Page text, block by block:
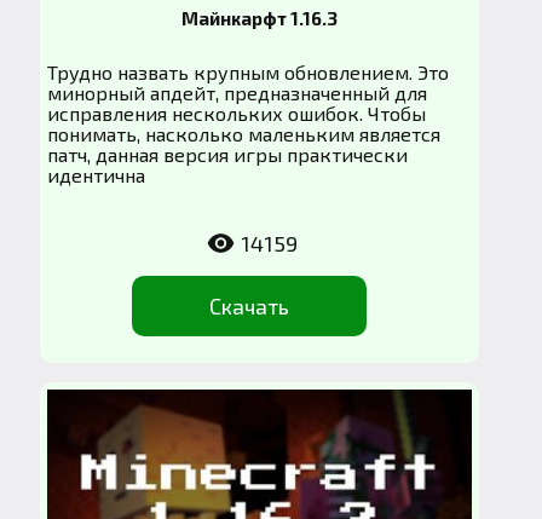
Майнкарфт 1.16.3
Трудно назвать крупным обновлением. Это
минорный апдейт, предназначенный для
исправления нескольких ошибок. Чтобы
понимать, насколько маленьким является
патч, данная версия игры практически
идентична
Скачать
14159